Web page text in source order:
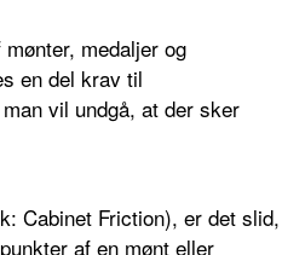
medaljer og
en del krav til
vil undgå, at der sker
Cabinet Friction), er det slid,
af en mønt eller